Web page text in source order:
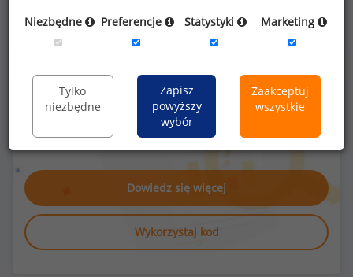
Poszukujesz szczegółowych danych o
geologów
stanowiskach?
Dowiedz się więcej
Wykorzystaj kod
Niezbędne Preferencje Statystyki Marketing
Tylko
niezbędne
Zapisz
powyższy
wybór
Zaakceptuj
wszystkie